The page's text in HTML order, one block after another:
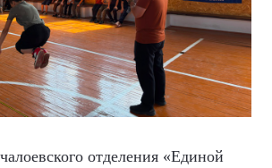
отделения «Единой